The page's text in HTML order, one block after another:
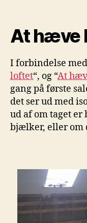
At hæve
I forbindelse
loftet“, og “At
gang på første
det ser ud med
ud af om taget
bjælker, eller om